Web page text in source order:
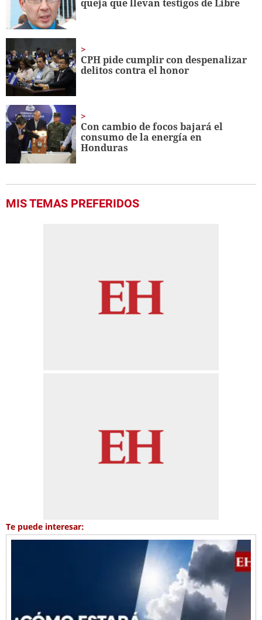
seconds
queja que llevan testigos de Libre
CPH pide cumplir con despenalizar
delitos contra el honor
Con cambio de focos bajará el
consumo de la energía en
Honduras
MIS TEMAS PREFERIDOS
Te puede interesar: